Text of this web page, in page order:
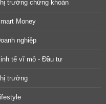
trường chứng khoán
Money
nghiệp
tế vĩ mô - Đầu tư
trường